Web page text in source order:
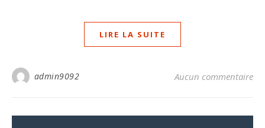
LIRE LA SUITE
admin9092 Aucun commentaire